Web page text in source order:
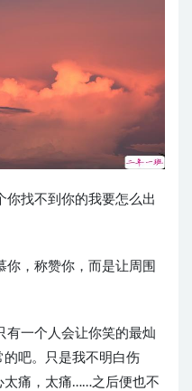
你找不到你的我要怎么出
你，称赞你，而是让周围
有一个人会让你笑的最灿
吧。只是我不明白伤
太痛，太痛……之后便也不